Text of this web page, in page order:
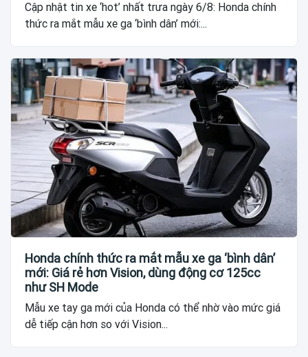
Cập nhật tin xe ‘hot’ nhất trưa ngày 6/8: Honda chính
thức ra mắt mẫu xe ga ‘bình dân’ mới:...
Honda chính thức ra mắt mẫu xe ga ‘bình dân’
mới: Giá rẻ hơn Vision, dùng động cơ 125cc
như SH Mode
Mẫu xe tay ga mới của Honda có thể nhờ vào mức giá
dễ tiếp cận hơn so với Vision...